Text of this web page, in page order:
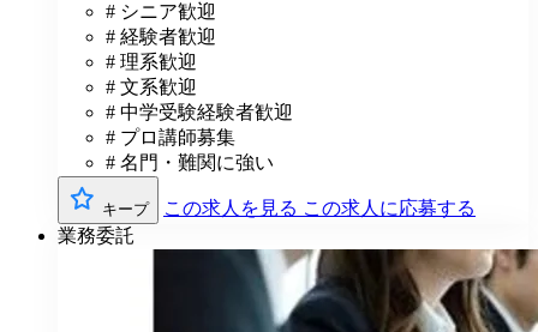
# シニア歓迎
# 経験者歓迎
# 理系歓迎
# 文系歓迎
# 中学受験経験者歓迎
# プロ講師募集
# 名門・難関に強い
キープ この求人を見る この求人に応募する
業務委託